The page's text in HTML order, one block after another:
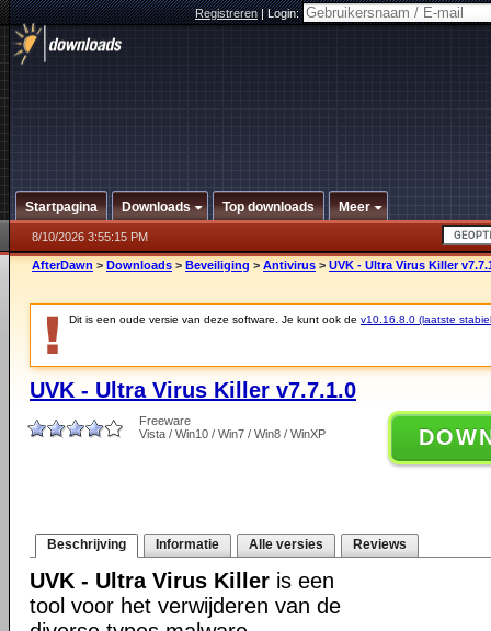
Registreren|Login:
Startpagina Downloads Top downloads Meer
8/10/2026 3:55:15 PM
AfterDawn > Downloads > Beveiliging > Antivirus > UVK - Ultra Virus Killer
Dit is een oude versie van deze software. Je kunt ook de v10.16.8.0 (laatste
UVK - Ultra Virus Killer v7.7.1.0
Freeware
Vista / Win10 / Win7 / Win8 / WinXP
Beschrijving Informatie Alle versies Reviews
UVK - Ultra Virus Killer is een
tool voor het verwijderen van de